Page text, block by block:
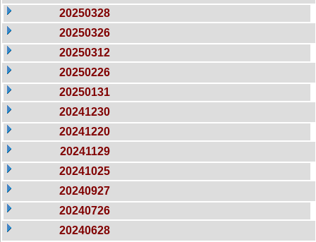
20250328
20250326
20250312
20250226
20250131
20241230
20241220
20241129
20241025
20240927
20240726
20240628